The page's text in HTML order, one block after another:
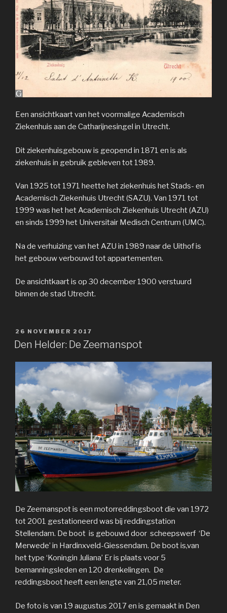
Een ansichtkaart van het voormalige Academisch
Ziekenhuis aan de Catharijnesingel in Utrecht.
Dit ziekenhuisgebouw is geopend in 1871 en is als
ziekenhuis in gebruik gebleven tot 1989.
Van 1925 tot 1971 heette het ziekenhuis het Stads- en
Academisch Ziekenhuis Utrecht (SAZU). Van 1971 tot
1999 was het het Academisch Ziekenhuis Utrecht (AZU)
en sinds 1999 het Universitair Medisch Centrum (UMC).
Na de verhuizing van het AZU in 1989 naar de Uithof is
het gebouw verbouwd tot appartementen.
De ansichtkaart is op 30 december 1900 verstuurd
binnen de stad Utrecht.
GEPLAATST
OP
26 NOVEMBER 2017
Den Helder: De Zeemanspot
De Zeemanspot is een motorreddingsboot die van 1972
tot 2001 gestationeerd was bij reddingstation
Stellendam. De boot is gebouwd door scheepswerf ‘De
Merwede’ in Hardinxveld-Giessendam. De boot is,van
het type ‘Koningin Juliana’ Er is plaats voor 5
bemanningsleden en 120 drenkelingen. De
reddingsboot heeft een lengte van 21,05 meter.
De foto is van 19 augustus 2017 en is gemaakt in Den